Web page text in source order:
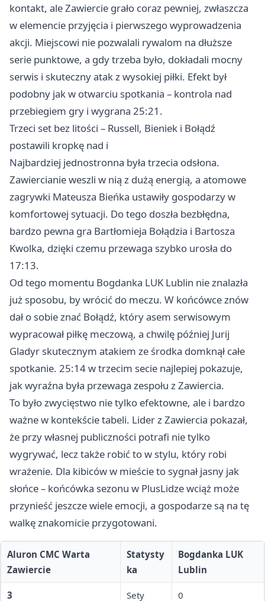
kontakt, ale Zawiercie grało coraz pewniej, zwłaszcza
w elemencie przyjęcia i pierwszego wyprowadzenia
akcji. Miejscowi nie pozwalali rywalom na dłuższe
serie punktowe, a gdy trzeba było, dokładali mocny
serwis i skuteczny atak z wysokiej piłki. Efekt był
podobny jak w otwarciu spotkania – kontrola nad
przebiegiem gry i wygrana 25:21.
Trzeci set bez litości – Russell, Bieniek i Bołądź
postawili kropkę nad i
Najbardziej jednostronna była trzecia odsłona.
Zawiercianie weszli w nią z dużą energią, a atomowe
zagrywki Mateusza Bieńka ustawiły gospodarzy w
komfortowej sytuacji. Do tego doszła bezbłędna,
bardzo pewna gra Bartłomieja Bołądzia i Bartosza
Kwolka, dzięki czemu przewaga szybko urosła do
17:13.
Od tego momentu Bogdanka LUK Lublin nie znalazła
już sposobu, by wrócić do meczu. W końcówce znów
dał o sobie znać Bołądź, który asem serwisowym
wypracował piłkę meczową, a chwilę później Jurij
Gladyr skutecznym atakiem ze środka domknął całe
spotkanie. 25:14 w trzecim secie najlepiej pokazuje,
jak wyraźna była przewaga zespołu z Zawiercia.
To było zwycięstwo nie tylko efektowne, ale i bardzo
ważne w kontekście tabeli. Lider z Zawiercia pokazał,
że przy własnej publiczności potrafi nie tylko
wygrywać, lecz także robić to w stylu, który robi
wrażenie. Dla kibiców w mieście to sygnał jasny jak
słońce – końcówka sezonu w PlusLidze wciąż może
przynieść jeszcze wiele emocji, a gospodarze są na tę
walkę znakomicie przygotowani.
Aluron CMC Warta
Zawiercie
Statysty
ka
Bogdanka LUK
Lublin
3 Sety 0